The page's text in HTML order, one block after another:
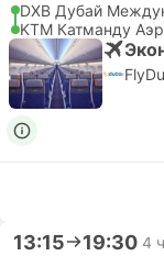
DXB Дубай
KTM Катманду
13:15 19:30 4